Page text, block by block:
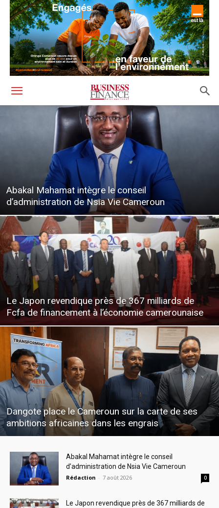
Abakal Mahamat intègre le conseil
d’administration de Nsia Vie Cameroun
Le Japon revendique près de 367 milliards de
Fcfa de financement à l’économie camerounaise
Dangote place le Cameroun sur la carte de ses
ambitions africaines dans les engrais
Abakal Mahamat intègre le conseil
d’administration de Nsia Vie Cameroun
Rédaction - 7 août 2026 0
Le Japon revendique près de 367 milliards de